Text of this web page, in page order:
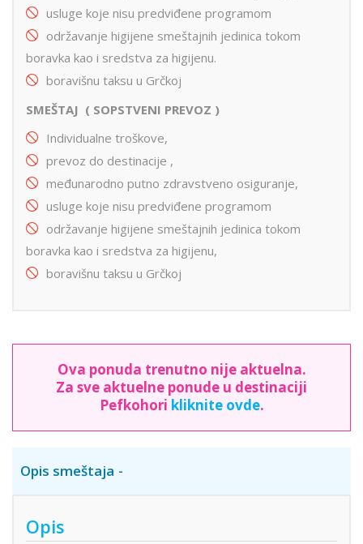
usluge koje nisu predviđene programom
održavanje higijene smeštajnih jedinica tokom
boravka kao i sredstva za higijenu.
boravišnu taksu u Grčkoj
SMEŠTAJ ( SOPSTVENI PREVOZ )
Individualne troškove,
prevoz do destinacije ,
međunarodno putno zdravstveno osiguranje,
usluge koje nisu predviđene programom
održavanje higijene smeštajnih jedinica tokom
boravka kao i sredstva za higijenu,
boravišnu taksu u Grčkoj
Ova ponuda trenutno nije aktuelna.
Za sve aktuelne ponude u destinaciji
Pefkohori kliknite ovde.
Opis smeštaja
Opis